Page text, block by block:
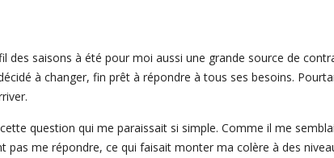
saisons à été pour moi aussi une grande source de
à changer, fin prêt à répondre à tous ses besoins.
question qui me paraissait si simple. Comme il me
me répondre, ce qui faisait monter ma colère à des